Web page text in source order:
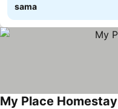
sama
My Place Homestay